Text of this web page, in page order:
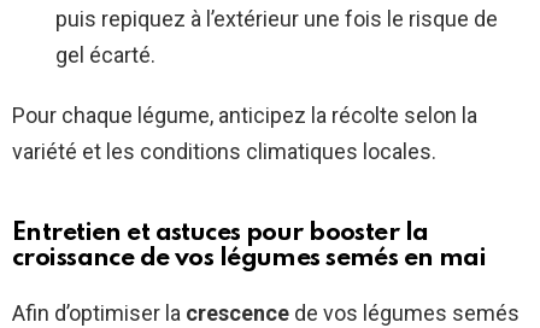
puis repiquez à l’extérieur une fois le risque de
gel écarté.
Pour chaque légume, anticipez la récolte selon la
variété et les conditions climatiques locales.
Entretien et astuces pour booster la
croissance de vos légumes semés en mai
Afin d’optimiser la crescence de vos légumes semés